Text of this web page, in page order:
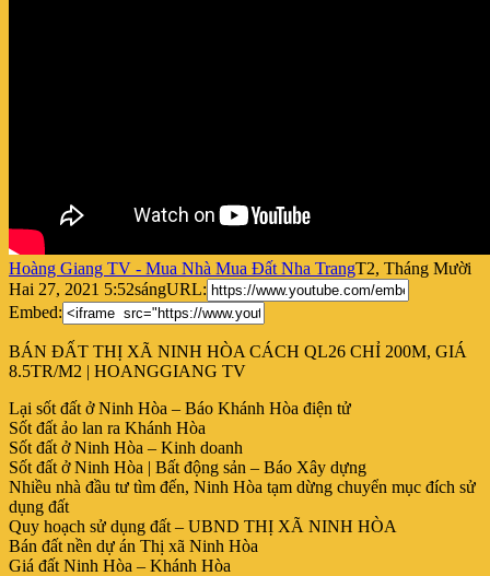
Hoàng Giang TV - Mua Nhà Mua Đất Nha TrangT2, Tháng Mười
Hai 27, 2021 5:52sángURL:
Embed:
BÁN ĐẤT THỊ XÃ NINH HÒA CÁCH QL26 CHỈ 200M, GIÁ
8.5TR/M2 | HOANGGIANG TV
Lại sốt đất ở Ninh Hòa – Báo Khánh Hòa điện tử
Sốt đất ảo lan ra Khánh Hòa
Sốt đất ở Ninh Hòa – Kinh doanh
Sốt đất ở Ninh Hòa | Bất động sản – Báo Xây dựng
Nhiều nhà đầu tư tìm đến, Ninh Hòa tạm dừng chuyển mục đích sử
dụng đất
Quy hoạch sử dụng đất – UBND THỊ XÃ NINH HÒA
Bán đất nền dự án Thị xã Ninh Hòa
Giá đất Ninh Hòa – Khánh Hòa